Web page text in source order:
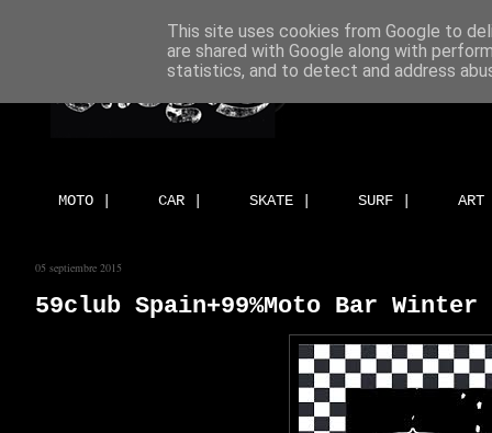
MOTO | CAR | SKATE | SURF |
05 septiembre 2015
59club Spain+99%Moto Bar
This site uses cookies from Google to
are shared with Google along with
statistics, and to detect and address